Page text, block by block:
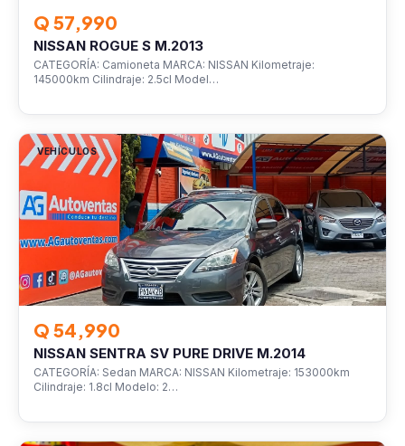
Q 57,990
NISSAN ROGUE S M.2013
CATEGORÍA: Camioneta MARCA: NISSAN Kilometraje:
145000km Cilindraje: 2.5cl Model…
VEHÍCULOS
Q 54,990
NISSAN SENTRA SV PURE DRIVE M.2014
CATEGORÍA: Sedan MARCA: NISSAN Kilometraje: 153000km
Cilindraje: 1.8cl Modelo: 2…